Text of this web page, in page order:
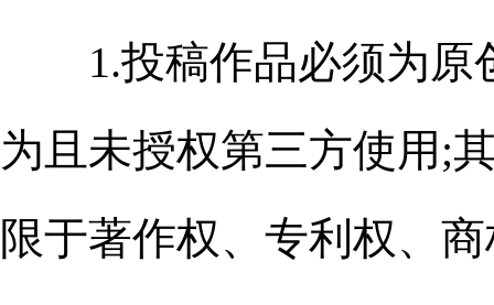
1.投稿作品必须为原
为且未授权第三方使用;
限于著作权、专利权、